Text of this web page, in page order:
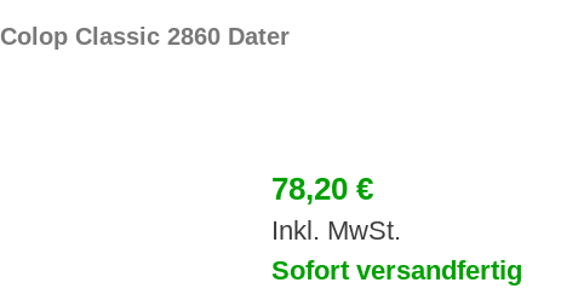
Colop Classic 2860 Dater
78,20 €
Inkl. MwSt.
Sofort versandfertig